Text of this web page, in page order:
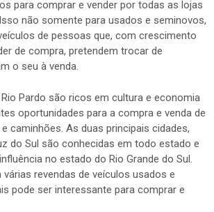
para comprar e vender por todas as lojas
não somente para usados e seminovos,
de pessoas que, com crescimento
de compra, pretendem trocar de
o seu à venda.
Rio Pardo são ricos em cultura e economia
oportunidades para a compra e venda de
caminhões. As duas principais cidades,
do Sul são conhecidas em todo estado e
no estado do Rio Grande do Sul.
revendas de veículos usados e
pode ser interessante para comprar e